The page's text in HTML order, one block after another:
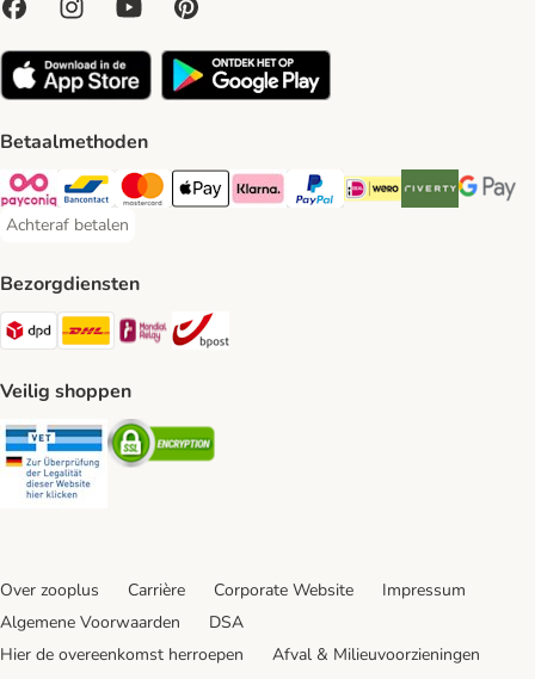
Betaalmethoden
Payconiq Payment Method
Bancontact Payment Method
Mastercard Payment Method
Apple Pay Payment Method
Klarna Payment Method
PayPal Payment Method
iDeal Payment Method
Riverty Payment
Google
Achteraf betalen
Achteraf betalen Payment Method
Bezorgdiensten
Dpd Shipping Method
DHL Shipping Method
Mondial Relay Shipping Method
Veilig shoppen
Security Security
Over zooplus Carrière Corporate Website
Impressum
Algemene Voorwaarden
DSA
Hier de overeenkomst herroepen
Afval & Milieuvoorzieningen